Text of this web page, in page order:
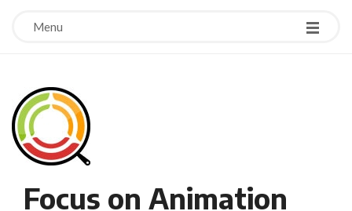
Menu
Focus on Animation